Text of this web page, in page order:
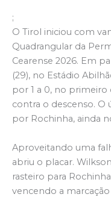
;
O Tirol iniciou com
Quadrangular da
Cearense 2026. Em
(29), no Estádio
por 1 a 0, no
contra o descenso.
por Rochinha, ainda
Aproveitando uma
abriu o placar.
rasteiro para
vencendo a